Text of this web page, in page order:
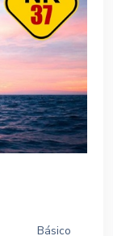
Básico